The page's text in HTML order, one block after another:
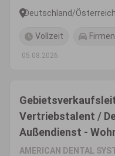
(m/w/d) -
Deutschland/Österreich
Vollzeit
05.08.2026
Vertriebstalent /
Außendienst -
(m/w/d)
AMERICAN DENTAL